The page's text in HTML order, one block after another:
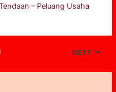
– Peluang Usaha
NEXT